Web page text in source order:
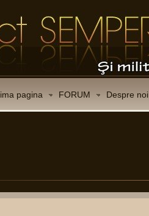
pagina FORUM Despre noi